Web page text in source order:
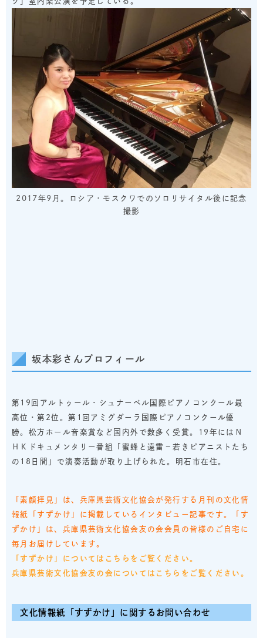
2017年9月。ロシア・モスクワでのソロリサイタル後に記念
撮影
坂本彩さんプロフィール
第19回アルトゥール・シュナーベル国際ピアノコンクール最
高位・第2位。第1回アミグダーラ国際ピアノコンクール優
勝。松方ホール音楽賞など国内外で数多く受賞。19年にはＮ
ＨＫドキュメンタリー番組「蜜蜂と遠雷－若きピアニストたち
の18日間」で演奏活動が取り上げられた。明石市在住。
「素顔拝見」は、兵庫県芸術文化協会が発行する月刊の文化情
報紙「すずかけ」に掲載しているインタビュー記事です。「す
ずかけ」は、兵庫県芸術文化協会友の会会員の皆様のご自宅に
毎月お届けしています。
「すずかけ」についてはこちらをご覧ください。
兵庫県芸術文化協会友の会についてはこちらをご覧ください。
文化情報紙「すずかけ」に関するお問い合わせ